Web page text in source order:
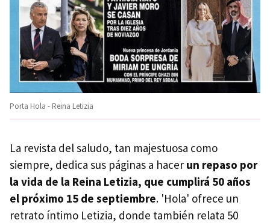
Porta Hola - Reina Letizia
La revista del saludo, tan majestuosa como
siempre, dedica sus páginas a hacer un repaso por
la vida de la Reina Letizia, que cumplirá 50 años
el próximo 15 de septiembre. 'Hola' ofrece un
retrato íntimo Letizia, donde también relata 50